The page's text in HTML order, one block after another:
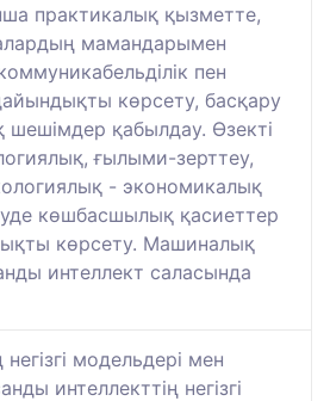
практикалық қызметте,
мамандарымен
пен
көрсету, басқару
шешімдер қабылдау. Өзекті
ғылыми-зерттеу,
- экономикалық
көшбасшылық қасиеттер
көрсету. Машиналық
интеллект саласында
модельдері мен
интеллекттің негізгі